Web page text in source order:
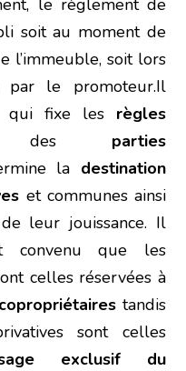
le règlement de
soit au moment de
l’immeuble, soit lors
par le promoteur.Il
qui fixe les règles
parties
la destination
et communes ainsi
leur jouissance. Il
convenu que les
celles réservées à
copropriétaires tandis
sont celles
exclusif du